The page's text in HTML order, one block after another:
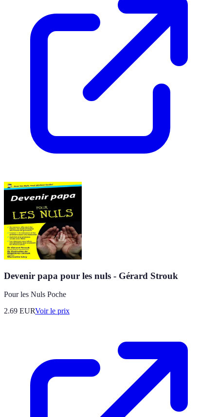
Devenir papa pour les nuls - Gérard Strouk
Pour les Nuls Poche
2.69 EURVoir le prix